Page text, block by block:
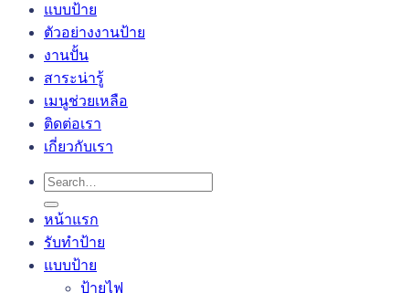
แบบป้าย
ตัวอย่างงานป้าย
งานปั้น
สาระน่ารู้
เมนูช่วยเหลือ
ติดต่อเรา
เกี่ยวกับเรา
Search
for:
หน้าแรก
รับทำป้าย
แบบป้าย
ป้ายไฟ